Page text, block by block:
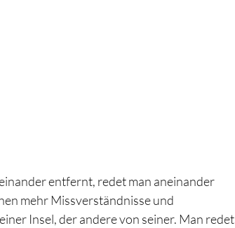
entfernt, redet man aneinander
mehr Missverständnisse und
Insel, der andere von seiner. Man redet